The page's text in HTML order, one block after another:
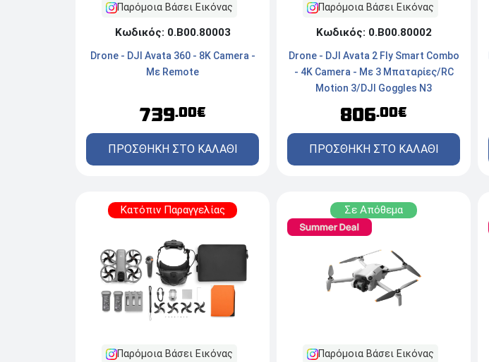
Παρόμοια Βάσει Εικόνας
Κωδικός: 0.Β00.80003
Drone - DJI Avata 360 - 8K Camera -
Με Remote
739.00€
ΠΡΟΣΘΗΚΗ ΣΤΟ ΚΑΛΑΘΙ
Παρόμοια Βάσει Εικόνας
Κωδικός: 0.Β00.80002
Drone - DJI Avata 2 Fly Smart Combo
- 4K Camera - Με 3 Μπαταρίες/RC
Motion 3/DJI Goggles N3
806.00€
ΠΡΟΣΘΗΚΗ ΣΤΟ ΚΑΛΑΘΙ
Κατόπιν Παραγγελίας
Παρόμοια Βάσει Εικόνας
Σε Απόθεμα
Παρόμοια Βάσει Εικόνας